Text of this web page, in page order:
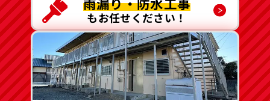
もお任せください！